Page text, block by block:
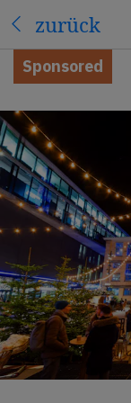
zurück
Sponsored